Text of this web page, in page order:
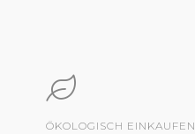
ÖKOLOGISCH EINKAUFEN